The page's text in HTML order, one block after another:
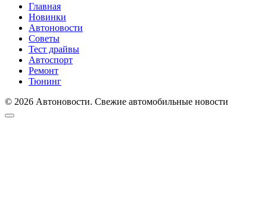
Главная
Новинки
Автоновости
Советы
Тест драйвы
Автоспорт
Ремонт
Тюнинг
© 2026 Автоновости. Свежие автомобильные новости